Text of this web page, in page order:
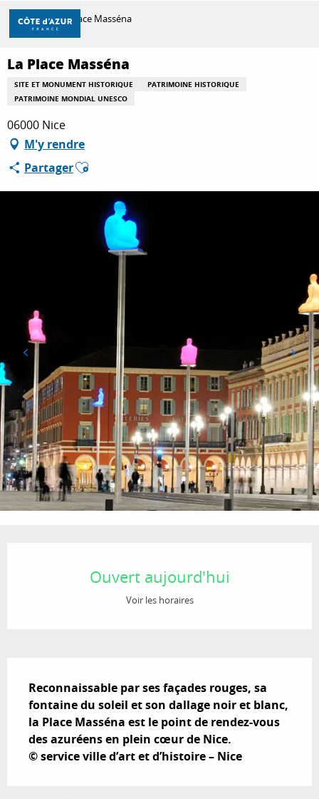
Aller
contenu
principal
DÉCOUVRIR
À FAIRE
SÉJOURNER
Accueil La Place Masséna
La Place Masséna
SITE ET MONUMENT HISTORIQUE
PATRIMOINE HISTORIQUE
PATRIMOINE MONDIAL UNESCO
06000 Nice
M'y rendre
PartagerAjouter aux favoris
Ouvert aujourd'hui
Voir les horaires
Reconnaissable par ses façades rouges, sa
fontaine du soleil et son dallage noir et blanc,
la Place Masséna est le point de rendez-vous
des azuréens en plein cœur de Nice.
© service ville d’art et d’histoire – Nice